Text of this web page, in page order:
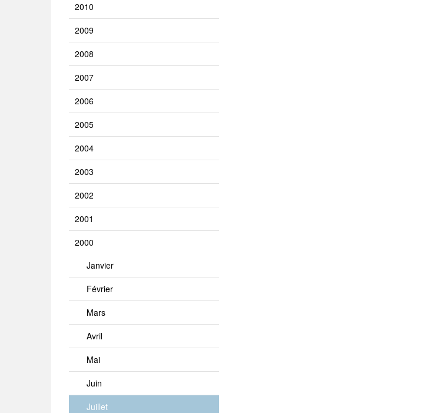
2010
2009
2008
2007
2006
2005
2004
2003
2002
2001
2000
Janvier
Février
Mars
Avril
Mai
Juin
Juillet